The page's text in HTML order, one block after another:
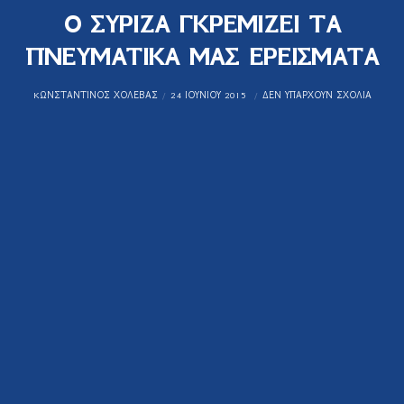
Ο ΣΥΡΙΖΑ ΓΚΡΕΜΙΖΕΙ ΤΑ
ΠΝΕΥΜΑΤΙΚΑ ΜΑΣ ΕΡΕΙΣΜΑΤΑ
KΩΝΣΤΑΝΤΊΝΟΣ ΧΟΛΈΒΑΣ 24 ΙΟΥΝΊΟΥ 2015 ΔΕΝ ΥΠΆΡΧΟΥΝ ΣΧΌΛΙΑ